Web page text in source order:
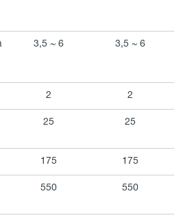
3,5 ~ 6 3,5 ~ 6
2 2
25 25
175 175
550 550